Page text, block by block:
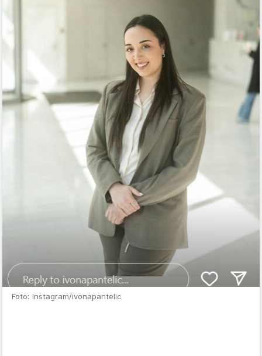
Foto: Instagram/ivonapantelic